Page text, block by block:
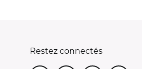
Restez connectés